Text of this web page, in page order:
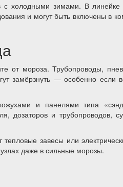
холодными зимами. В линейке
и могут быть включены в
от мороза. Трубопроводы,
замёрзнуть — особенно если
и панелями типа
дозаторов и трубопроводов,
завесы или
даже в сильные морозы.